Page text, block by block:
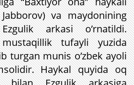
va maydonining
arkasi o’rnatildi.
tufayli yuzida
turgan munis o’zbek ayoli
Haykal quyida oq